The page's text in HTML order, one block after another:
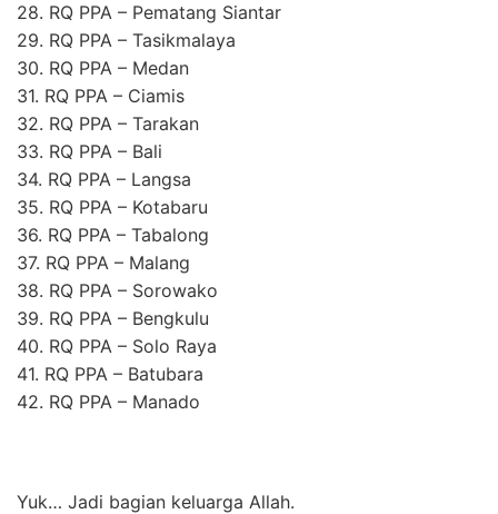
28. RQ PPA – Pematang Siantar
29. RQ PPA – Tasikmalaya
30. RQ PPA – Medan
31. RQ PPA – Ciamis
32. RQ PPA – Tarakan
33. RQ PPA – Bali
34. RQ PPA – Langsa
35. RQ PPA – Kotabaru
36. RQ PPA – Tabalong
37. RQ PPA – Malang
38. RQ PPA – Sorowako
39. RQ PPA – Bengkulu
40. RQ PPA – Solo Raya
41. RQ PPA – Batubara
42. RQ PPA – Manado
Yuk… Jadi bagian keluarga Allah.